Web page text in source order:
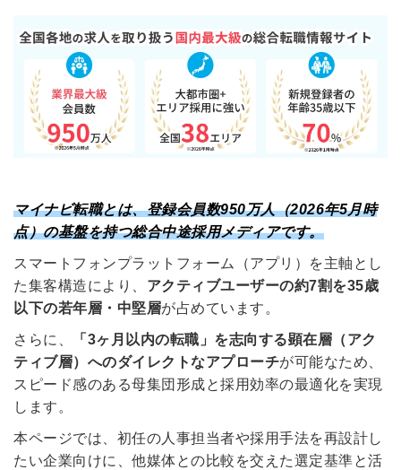
マイナビ転職とは、登録会員数950万人（2026年5月時
点）の基盤を持つ総合中途採用メディアです。
スマートフォンプラットフォーム（アプリ）を主軸とし
た集客構造により、 アクティブユーザーの約7割を35歳
以下の若年層・中堅層が占めています。
さらに、
「3ヶ月以内の転職」を志向する顕在層（アク
ティブ層）へのダイレクトなアプローチが可能なため、
スピード感のある母集団形成と採用効率の最適化を実現
します。
本ページでは、初任の人事担当者や採用手法を再設計し
たい企業向けに、他媒体との比較を交えた選定基準と活